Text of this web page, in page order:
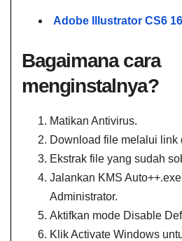
Adobe Illustrator CS6
Bagaimana cara
menginstalnya?
Matikan Antivirus.
Download file melalui link
Ekstrak file yang sudah
Jalankan KMS
Administrator.
Aktifkan mode Disable
Klik Activate Windows